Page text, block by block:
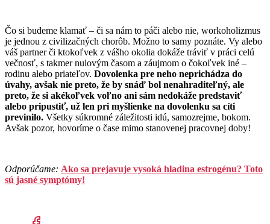
Čo si budeme klamať – či sa nám to páči alebo nie, workoholizmus
je jednou z civilizačných chorôb. Možno to samy poznáte. Vy alebo
váš partner či ktokoľvek z vášho okolia dokáže tráviť v práci celú
večnosť, s takmer nulovým časom a záujmom o čokoľvek iné –
rodinu alebo priateľov. Dovolenka pre neho neprichádza do
úvahy, avšak nie preto, že by snáď bol nenahraditeľný, ale
preto, že si akékoľvek voľno ani sám nedokáže predstaviť
alebo pripustiť, už len pri myšlienke na dovolenku sa cíti
previnilo. Všetky súkromné záležitosti idú, samozrejme, bokom.
Avšak pozor, hovoríme o čase mimo stanovenej pracovnej doby!
Odporúčame: Ako sa prejavuje vysoká hladina estrogénu? Toto
sú jasné symptómy!